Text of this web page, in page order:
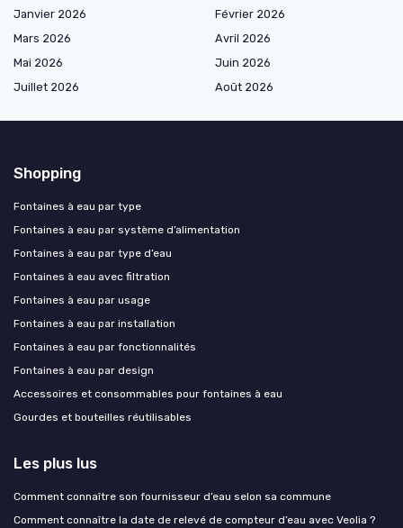
Janvier 2026
Février 2026
Mars 2026
Avril 2026
Mai 2026
Juin 2026
Juillet 2026
Août 2026
Shopping
Fontaines à eau par type
Fontaines à eau par système d’alimentation
Fontaines à eau par type d’eau
Fontaines à eau avec filtration
Fontaines à eau par usage
Fontaines à eau par installation
Fontaines à eau par fonctionnalités
Fontaines à eau par design
Accessoires et consommables pour fontaines à eau
Gourdes et bouteilles réutilisables
Les plus lus
Comment connaître son fournisseur d’eau selon sa commune
Comment connaître la date de relevé de compteur d’eau avec Veolia ?